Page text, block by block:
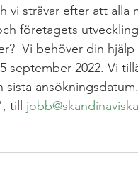
vi strävar efter att alla
företagets
Vi behöver din
september 2022. Vi
sista
till